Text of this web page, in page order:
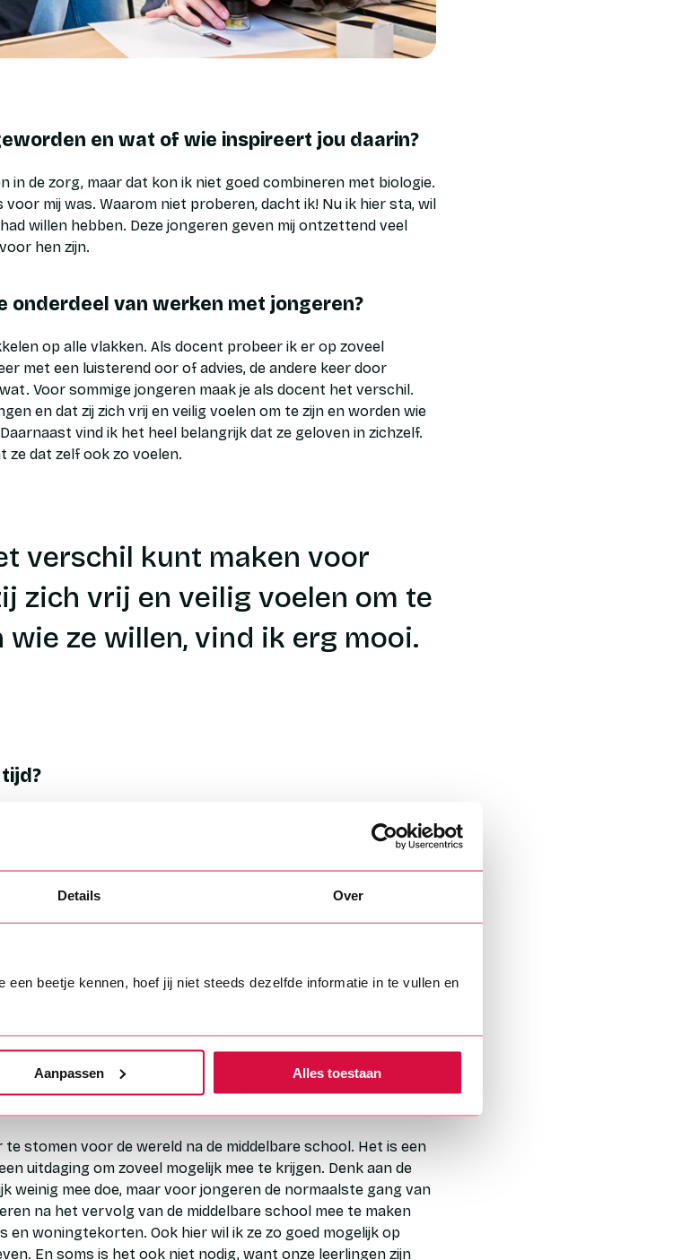
Details Over
beetje kennen, hoef jij niet steeds dezelfde informatie in te vullen en
Aanpassen Alles toestaan
en wat of wie inspireert jou daarin?
in de zorg, maar dat kon ik niet goed combineren met biologie.
mij was. Waarom niet proberen, dacht ik! Nu ik hier sta, wil
willen hebben. Deze jongeren geven mij ontzettend veel
hen zijn.
onderdeel van werken met jongeren?
op alle vlakken. Als docent probeer ik er op zoveel
met een luisterend oor of advies, de andere keer door
Voor sommige jongeren maak je als docent het verschil.
en dat zij zich vrij en veilig voelen om te zijn en worden wie
vind ik het heel belangrijk dat ze geloven in zichzelf.
ze dat zelf ook zo voelen.
verschil kunt maken voor
zich vrij en veilig voelen om te
ze willen, vind ik erg mooi.
hoe kan het ook anders als docent biologie! Een goed
dat is ook om het lekkere eten, waar ik een zwak voor heb, er
van planten? Waarom is het noodzakelijk dat het
in gevaar als er geen insecten meer zijn? Waarom is
leraar en hoe ga je daarmee om?
stomen voor de wereld na de middelbare school. Het is een
uitdaging om zoveel mogelijk mee te krijgen. Denk aan de
weinig mee doe, maar voor jongeren de normaalste gang van
na het vervolg van de middelbare school mee te maken
en woningtekorten. Ook hier wil ik ze zo goed mogelijk op
En soms is het ook niet nodig, want onze leerlingen zijn